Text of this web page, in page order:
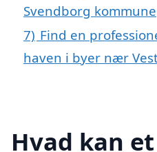
Svendborg kommune
7) Find en
haven i byer nær
Hvad kan